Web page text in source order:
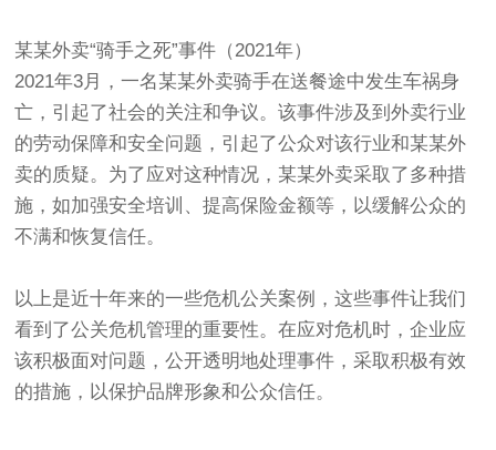
某某外卖“骑手之死”事件（2021年）
2021年3月，一名某某外卖骑手在送餐途中发生车祸身
亡，引起了社会的关注和争议。该事件涉及到外卖行业
的劳动保障和安全问题，引起了公众对该行业和某某外
卖的质疑。为了应对这种情况，某某外卖采取了多种措
施，如加强安全培训、提高保险金额等，以缓解公众的
不满和恢复信任。
以上是近十年来的一些危机公关案例，这些事件让我们
看到了公关危机管理的重要性。在应对危机时，企业应
该积极面对问题，公开透明地处理事件，采取积极有效
的措施，以保护品牌形象和公众信任。